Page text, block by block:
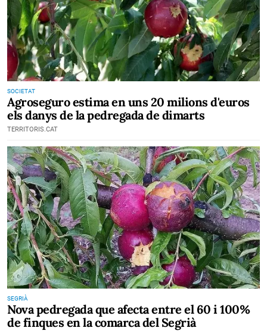
SOCIETAT
Agroseguro estima en uns 20 milions d'euros
els danys de la pedregada de dimarts
TERRITORIS.CAT
SEGRIÀ
Nova pedregada que afecta entre el 60 i 100%
de finques en la comarca del Segrià